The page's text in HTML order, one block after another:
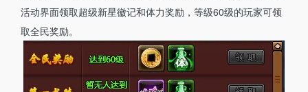
活动界面领取超级新星徽记和体力奖励，等级60级的玩家可领
取全民奖励。